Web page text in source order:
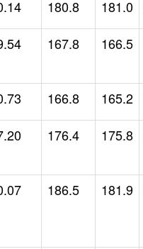
181.0
180.8
166.5
167.8
165.2
166.8
175.8
176.4
181.9
186.5